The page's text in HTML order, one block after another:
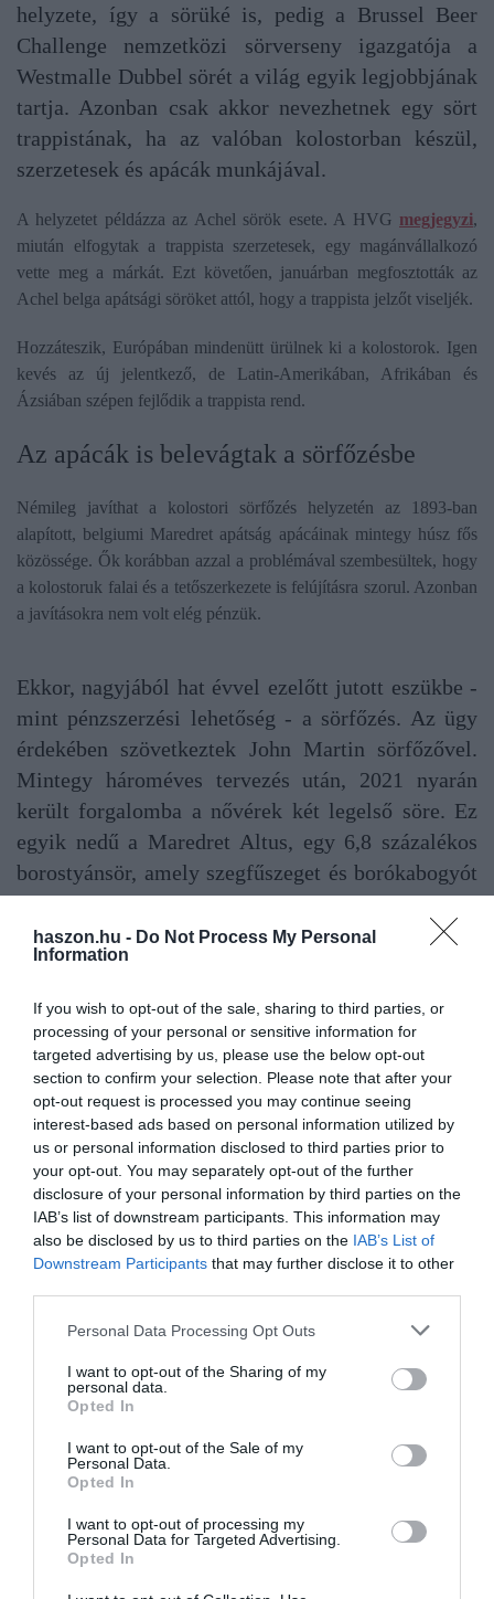
haszon.hu - Do Not Process My Personal
Information
If you wish to opt-out of the sale, sharing to third parties, or
processing of your personal or sensitive information for
targeted advertising by us, please use the below opt-out
section to confirm your selection. Please note that after your
opt-out request is processed you may continue seeing
interest-based ads based on personal information utilized by
us or personal information disclosed to third parties prior to
your opt-out. You may separately opt-out of the further
disclosure of your personal information by third parties on the
IAB’s list of downstream participants. This information may
also be disclosed by us to third parties on the IAB’s List of
Downstream Participants that may further disclose it to other
Please note that this website/app uses one or more Google
not limited to your visit or usage behaviour. You may click to
grant or deny consent to Google and its third-party tags to
use your data for below specified purposes in below Google
consent section.
Personal Data Processing Opt Outs
I want to opt-out of the Sharing of my
personal data.
Opted In
I want to opt-out of the Sale of my
Personal Data.
Opted In
I want to opt-out of processing my
Personal Data for Targeted Advertising.
Opted In
helyzete, így a sörüké is, pedig a Brussel Beer
Challenge nemzetközi sörverseny igazgatója a
Westmalle Dubbel sörét a világ egyik legjobbjának
tartja. Azonban csak akkor nevezhetnek egy sört
trappistának, ha az valóban kolostorban készül,
szerzetesek és apácák munkájával.
A helyzetet példázza az Achel sörök esete. A HVG megjegyzi,
miután elfogytak a trappista szerzetesek, egy magánvállalkozó
vette meg a márkát. Ezt követően, januárban megfosztották az
Achel belga apátsági söröket attól, hogy a trappista jelzőt viseljék.
Hozzáteszik, Európában mindenütt ürülnek ki a kolostorok. Igen
kevés az új jelentkező, de Latin-Amerikában, Afrikában és
Ázsiában szépen fejlődik a trappista rend.
Az apácák is belevágtak a sörfőzésbe
Némileg javíthat a kolostori sörfőzés helyzetén az 1893-ban
alapított, belgiumi Maredret apátság apácáinak mintegy húsz fős
közössége. Ők korábban azzal a problémával szembesültek, hogy
a kolostoruk falai és a tetőszerkezete is felújításra szorul. Azonban
a javításokra nem volt elég pénzük.
Ekkor, nagyjából hat évvel ezelőtt jutott eszükbe -
mint pénzszerzési lehetőség - a sörfőzés. Az ügy
érdekében szövetkeztek John Martin sörfőzővel.
Mintegy hároméves tervezés után, 2021 nyarán
került forgalomba a nővérek két legelső söre. Ez
egyik nedű a Maredret Altus, egy 6,8 százalékos
borostyánsör, amely szegfűszeget és borókabogyót
tartalmaz, valamint a Maredret Triplus, egy 8
százalékos világos sör, amely korianderrel és
zsályával van fűszerezve.
Jót tesz az ember egészségének. Segíti
az emésztést. Minden nővér szereti a
sört, elvégre Belgiumban vagyunk
mondtaGertrude nővér.
A termelésük a kezdetekkor évi 300 ezer palackot tett ki. Azonban
úgy számotak, ez a mennyiség néhány éven belül akár 3 millióra
is növekedhet. A sörökhöz az apácák tönkölybúzát használnak,
amelye amellett, hogy megterem a kertjükben, Szent Hildegárd, a
XI. századi német bencés apátnő, a belga rendet inspiráló Szent
rendjükhöz a sörük.
maguknak egy-egy üveggel az italból.
ale trappista belgium
szerzetes apáca